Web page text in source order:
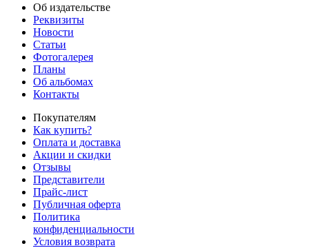
Об издательстве
Реквизиты
Новости
Статьи
Фотогалерея
Планы
Об альбомах
Контакты
Покупателям
Как купить?
Оплата и доставка
Акции и скидки
Отзывы
Представители
Прайс-лист
Публичная оферта
Политика
конфиденциальности
Условия возврата